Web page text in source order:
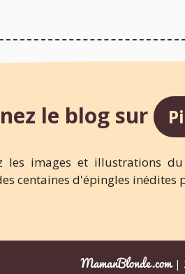
le blog sur
les images et illustrations
centaines d'épingles inédites
MamanBlonde.com|